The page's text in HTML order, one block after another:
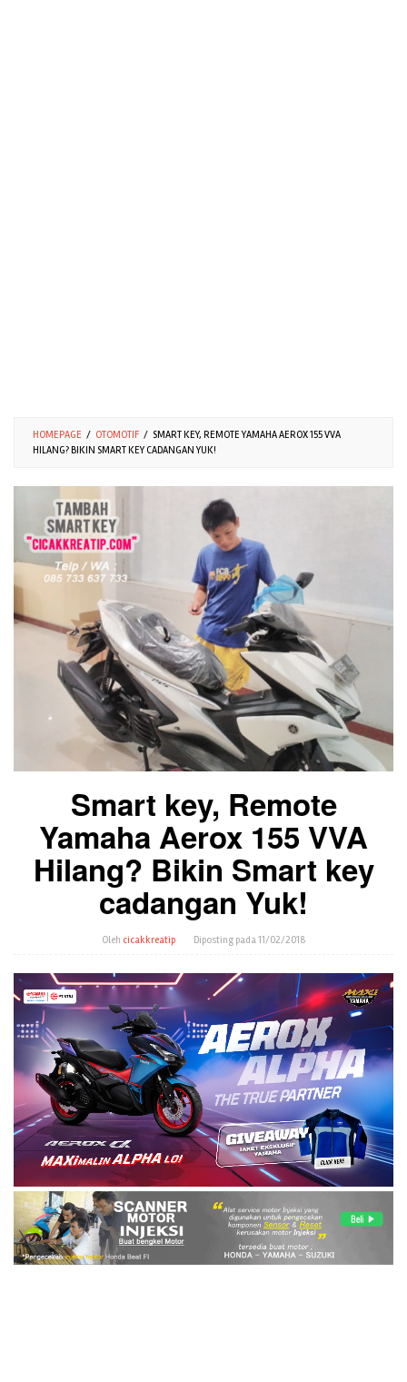
HOMEPAGE / OTOMOTIF / SMART KEY, REMOTE YAMAHA AEROX 155 VVA
HILANG? BIKIN SMART KEY CADANGAN YUK!
Smart key, Remote
Yamaha Aerox 155 VVA
Hilang? Bikin Smart key
cadangan Yuk!
Oleh cicakkreatip Diposting pada11/02/2018